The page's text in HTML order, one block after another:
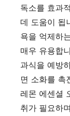
독소를 효과
데 도움이 됩
욕을 억제하
매우 유용합
과식을 예방
면 소화를 촉
레몬 에센셜
취가 필요하